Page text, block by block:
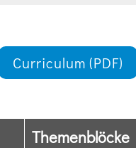
Curriculum (PDF)
Themenblöcke